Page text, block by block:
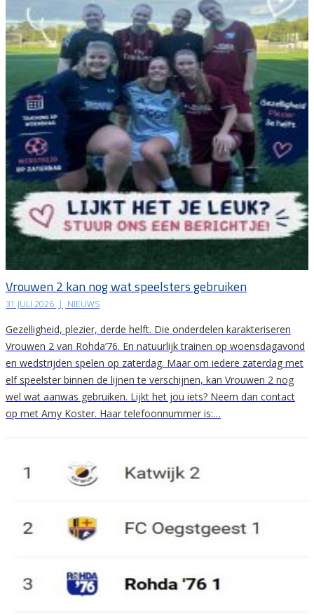
Vrouwen 2 kan nog wat speelsters gebruiken
31 JULI 2026 | NIEUWS
Gezelligheid, plezier, derde helft. Die onderdelen karakteriseren
Vrouwen 2 van Rohda’76. En natuurlijk trainen op woensdagavond
en wedstrijden spelen op zaterdag. Maar om iedere zaterdag met
elf speelster binnen de lijnen te verschijnen, kan Vrouwen 2 nog
wel wat aanwas gebruiken. Lijkt het jou iets? Neem dan contact
op met Amy Koster. Haar telefoonnummer is:…